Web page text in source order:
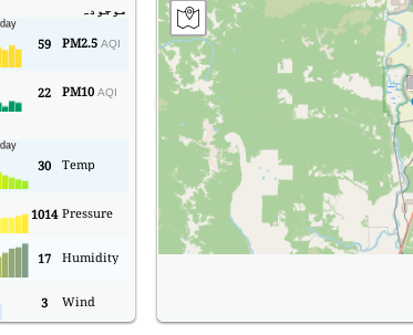
موجودہ
PM2.5 AQI
59
PM10 AQI
22
Temp
30
Pressure
1014
Humidity
17
Wind
3